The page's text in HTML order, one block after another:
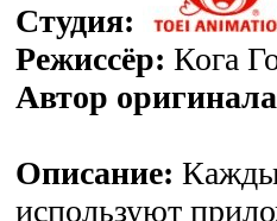
Студия:
Режиссёр: Кога
Автор
Описание:
используют